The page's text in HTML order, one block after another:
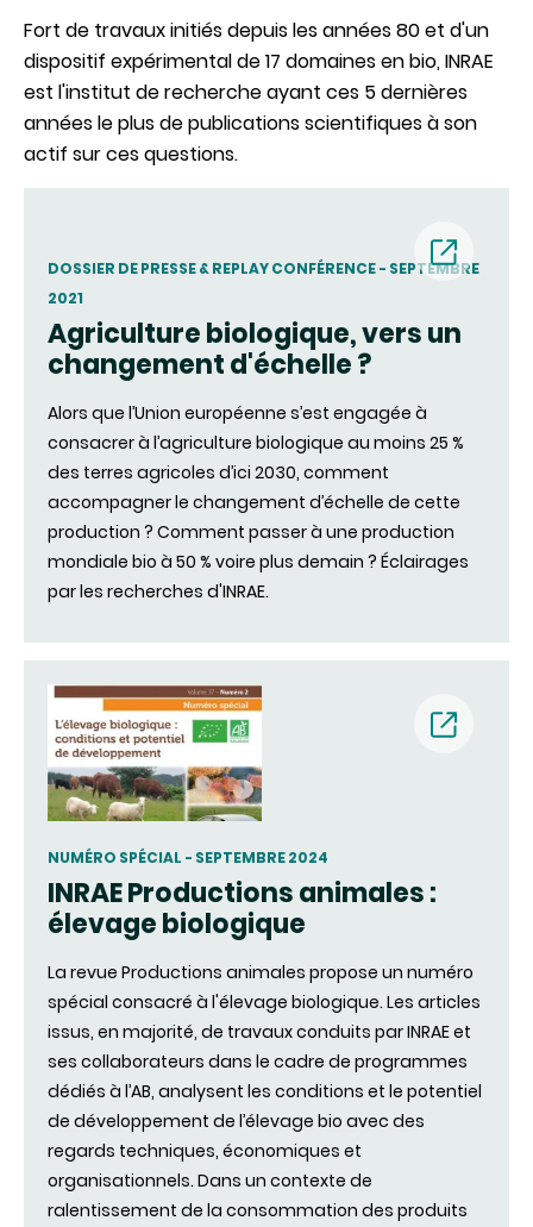
Fort de travaux initiés depuis les années 80 et d'un
dispositif expérimental de 17 domaines en bio, INRAE
est l'institut de recherche ayant ces 5 dernières
années le plus de publications scientifiques à son
actif sur ces questions.
DOSSIER DE PRESSE & REPLAY CONFÉRENCE - SEPTEMBRE
2021
Agriculture biologique, vers un
changement d'échelle ?
Alors que l’Union européenne s’est engagée à
consacrer à l’agriculture biologique au moins 25 %
des terres agricoles d’ici 2030, comment
accompagner le changement d’échelle de cette
production ? Comment passer à une production
mondiale bio à 50 % voire plus demain ? Éclairages
par les recherches d'INRAE.
NUMÉRO SPÉCIAL - SEPTEMBRE 2024
INRAE Productions animales :
élevage biologique
La revue Productions animales propose un numéro
spécial consacré à l'élevage biologique. Les articles
issus, en majorité, de travaux conduits par INRAE et
ses collaborateurs dans le cadre de programmes
dédiés à l’AB, analysent les conditions et le potentiel
de développement de l’élevage bio avec des
regards techniques, économiques et
organisationnels. Dans un contexte de
ralentissement de la consommation des produits